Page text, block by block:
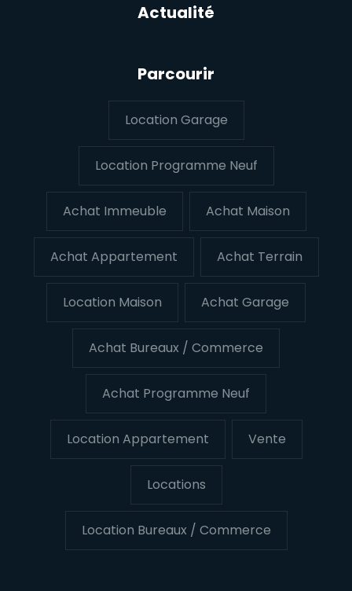
Actualité
Parcourir
Location Garage
Location Programme Neuf
Achat Immeuble Achat Maison
Achat Appartement Achat Terrain
Location Maison Achat Garage
Achat Bureaux / Commerce
Achat Programme Neuf
Location Appartement Vente
Locations
Location Bureaux / Commerce